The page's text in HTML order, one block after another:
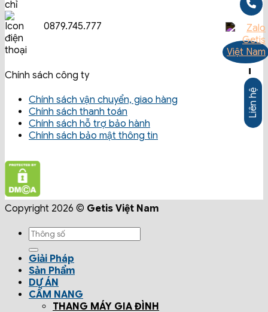
Liên hệ
0879.745.777
Chính sách công ty
Chính sách vận chuyển, giao hàng
Chính sách thanh toán
Chính sách hỗ trợ bảo hành
Chính sách bảo mật thông tin
Copyright 2026 © Getis Việt Nam
Giải Pháp
Sản Phẩm
DỰ ÁN
CẨM NANG
THANG MÁY GIA ĐÌNH